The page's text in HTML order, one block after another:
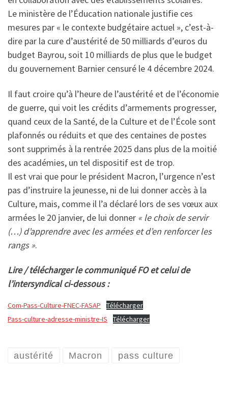
Le ministère de l’Éducation nationale justifie ces
mesures par « le contexte budgétaire actuel », c’est-à-
dire par la cure d’austérité de 50 milliards d’euros du
budget Bayrou, soit 10 milliards de plus que le budget
du gouvernement Barnier censuré le 4 décembre 2024.
Il faut croire qu’à l’heure de l’austérité et de l’économie
de guerre, qui voit les crédits d’armements progresser,
quand ceux de la Santé, de la Culture et de l’École sont
plafonnés ou réduits et que des centaines de postes
sont supprimés à la rentrée 2025 dans plus de la moitié
des académies, un tel dispositif est de trop.
Il est vrai que pour le président Macron, l’urgence n’est
pas d’instruire la jeunesse, ni de lui donner accès à la
Culture, mais, comme il l’a déclaré lors de ses vœux aux
armées le 20 janvier, de lui donner « le choix de servir
(…) d’apprendre avec les armées et d’en renforcer les
rangs ».
Lire / télécharger le communiqué FO et celui de
l’intersyndical ci-dessous :
Com-Pass-Culture-FNEC-FASAP
Télécharger
Pass-culture-adresse-ministre-IS
Télécharger
austérité Macron pass culture